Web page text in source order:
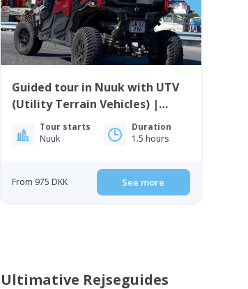
Guided tour in Nuuk with UTV
(Utility Terrain Vehicles) |
NuukTour starts
Nuuk
Duration
1.5 hours
From 975 DKK See more
Ultimative Rejseguides